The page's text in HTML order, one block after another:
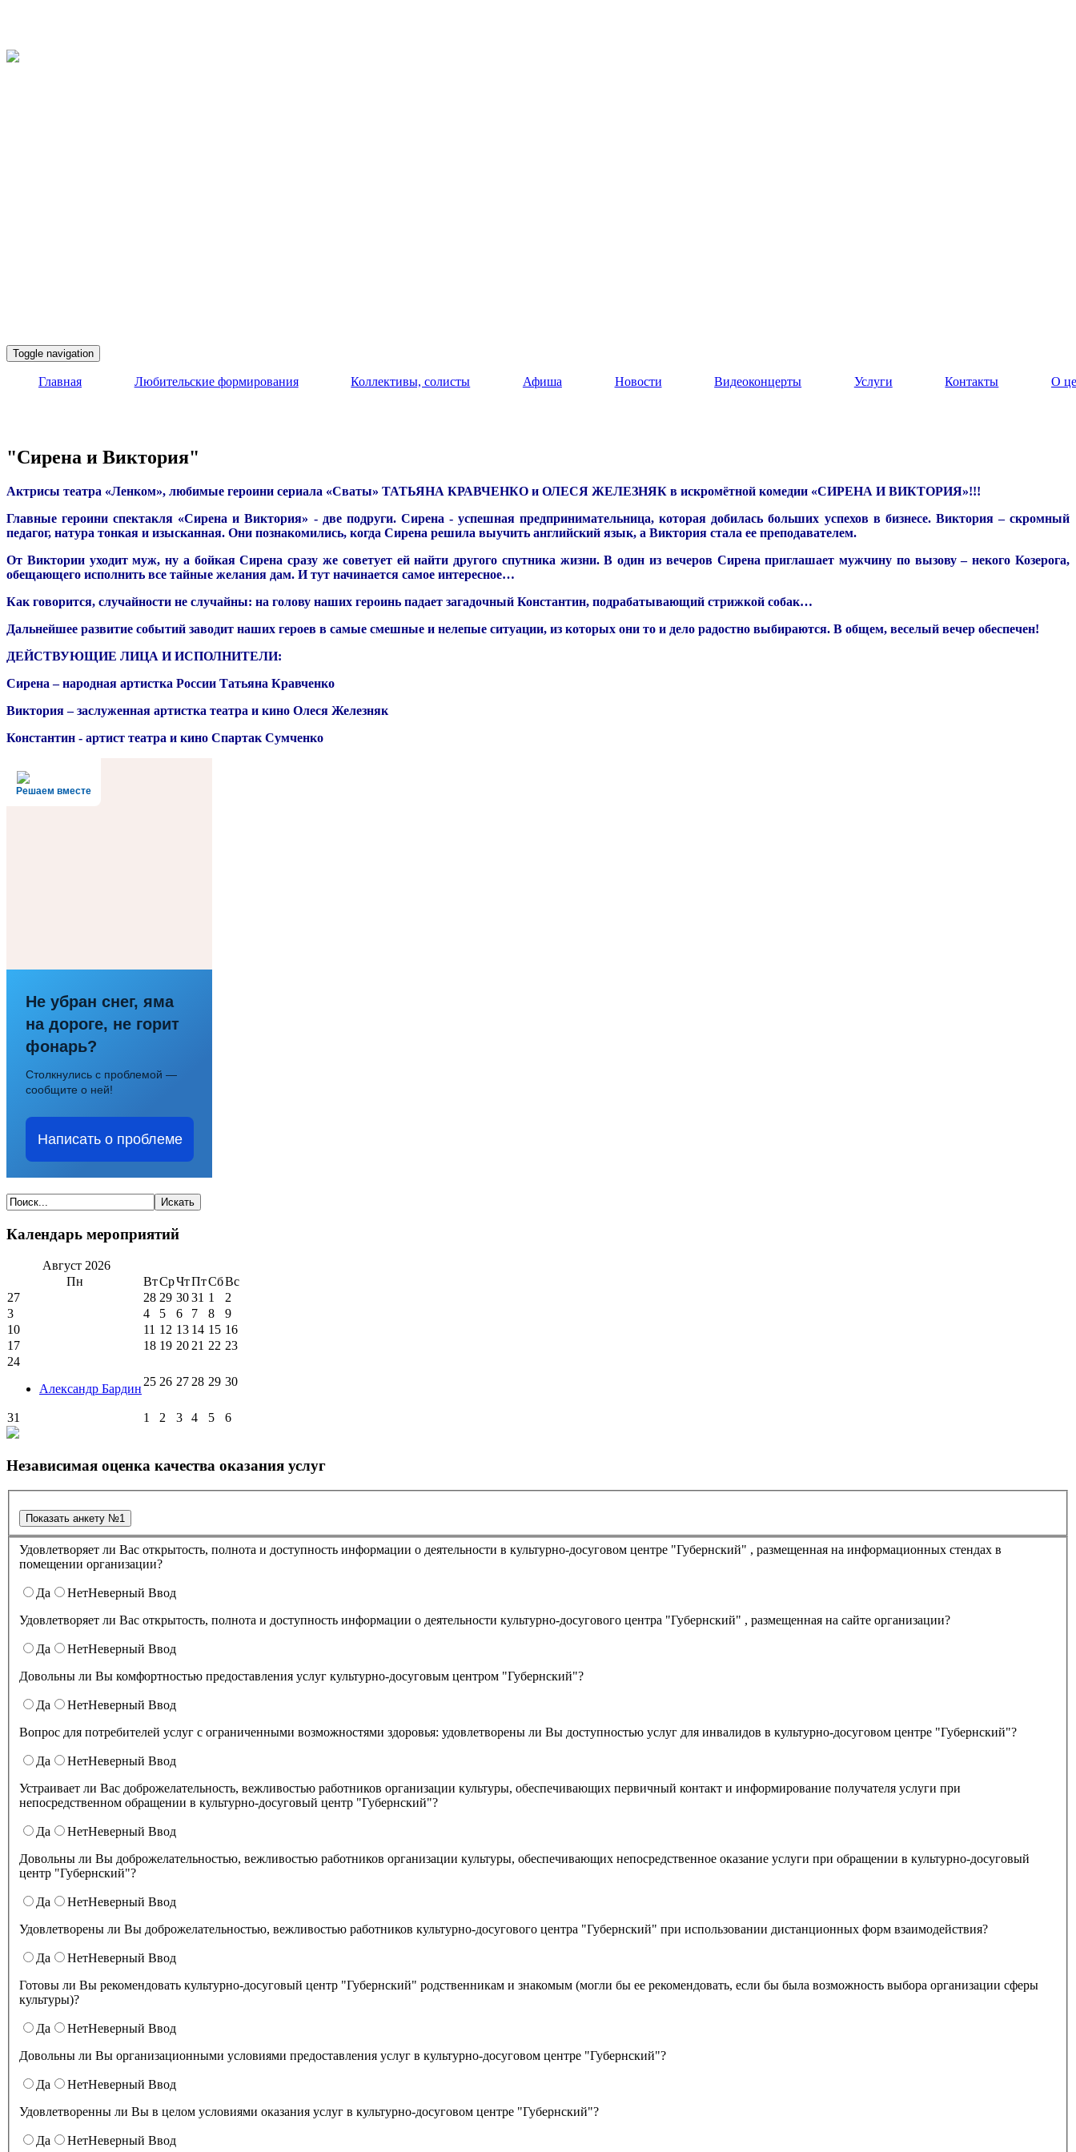
Toggle navigation
Главная Любительские формирования Коллективы, солисты Афиша Новости Видеоконцерты Услуги Контакты О
"Сирена и Виктория"
Актрисы театра «Ленком», любимые героини сериала «Сваты» ТАТЬЯНА КРАВЧЕНКО и ОЛЕСЯ ЖЕЛЕЗНЯК в искромётной комедии «СИРЕНА И ВИКТОРИЯ»!!!
Главные героини спектакля «Сирена и Виктория» - две подруги. Сирена - успешная предпринимательница, которая добилась больших успехов в бизнесе. Виктория – скромный
педагог, натура тонкая и изысканная. Они познакомились, когда Сирена решила выучить английский язык, а Виктория стала ее преподавателем.
От Виктории уходит муж, ну а бойкая Сирена сразу же советует ей найти другого спутника жизни. В один из вечеров Сирена приглашает мужчину по вызову – некого Козерога,
обещающего исполнить все тайные желания дам. И тут начинается самое интересное…
Как говорится, случайности не случайны: на голову наших героинь падает загадочный Константин, подрабатывающий стрижкой собак…
Дальнейшее развитие событий заводит наших героев в самые смешные и нелепые ситуации, из которых они то и дело радостно выбираются. В общем, веселый вечер обеспечен!
ДЕЙСТВУЮЩИЕ ЛИЦА И ИСПОЛНИТЕЛИ:
Сирена – народная артистка России Татьяна Кравченко
Виктория – заслуженная артистка театра и кино Олеся Железняк
Константин - артист театра и кино Спартак Сумченко
Решаем вместе
Не убран снег, яма
на дороге, не горит
фонарь?
Столкнулись с проблемой —
сообщите о ней!
Написать о проблеме
Календарь мероприятий
Август 2026
Пн
ВтСрЧтПтСбВс
27
28 29 3031 1
2
3
4 5 6 7 8
9
10
11 12 13 14 15 16
17
18 19 20 21 22 23
24
Александр Бардин
25 26 27 28 29 30
31 1 2 3 4 5 6
Независимая оценка качества оказания услуг
Удовлетворяет ли Вас открытость, полнота и доступность информации о деятельности в культурно-досуговом центре "Губернский" , размещенная на информационных стендах в
помещении организации?
Да НетНеверный Ввод
Удовлетворяет ли Вас открытость, полнота и доступность информации о деятельности культурно-досугового центра "Губернский" , размещенная на сайте организации?
Да НетНеверный Ввод
Довольны ли Вы комфортностью предоставления услуг культурно-досуговым центром "Губернский"?
Да НетНеверный Ввод
Вопрос для потребителей услуг с ограниченными возможностями здоровья: удовлетворены ли Вы доступностью услуг для инвалидов в культурно-досуговом центре "Губернский"?
Да НетНеверный Ввод
Устраивает ли Вас доброжелательность, вежливостью работников организации культуры, обеспечивающих первичный контакт и информирование получателя услуги при
непосредственном обращении в культурно-досуговый центр "Губернский"?
Да НетНеверный Ввод
Довольны ли Вы доброжелательностью, вежливостью работников организации культуры, обеспечивающих непосредственное оказание услуги при обращении в культурно-досуговый
центр "Губернский"?
Да НетНеверный Ввод
Удовлетворены ли Вы доброжелательностью, вежливостью работников культурно-досугового центра "Губернский" при использовании дистанционных форм взаимодействия?
Да НетНеверный Ввод
Готовы ли Вы рекомендовать культурно-досуговый центр "Губернский" родственникам и знакомым (могли бы ее рекомендовать, если бы была возможность выбора организации сферы
культуры)?
Да НетНеверный Ввод
Довольны ли Вы организационными условиями предоставления услуг в культурно-досуговом центре "Губернский"?
Да НетНеверный Ввод
Удовлетворенны ли Вы в целом условиями оказания услуг в культурно-досуговом центре "Губернский"?
Да НетНеверный Ввод